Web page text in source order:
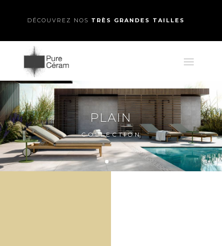
DÉCOUVREZ NOS TRÈS GRANDES TAILLES
PLAIN
COLLECTION